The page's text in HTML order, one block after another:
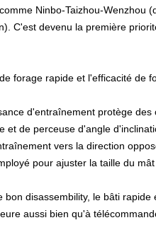
Ninbo-Taizhou-Wenzhou
C'est devenu la première
forage rapide et l'efficacité de
d'entraînement protège des
et de perceuse d'angle
vers la direction
pour ajuster la taille du
disassembility, le bâti rapide
aussi bien qu'à